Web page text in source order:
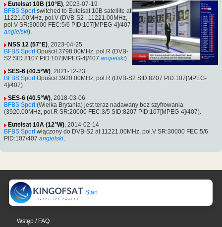
Eutelsat 10B (10°E), 2023-07-19
BFBS Sportswitched to Eutelsat 10B satellite at
11221.00MHz, pol.V (DVB-S2 , 11221.00MHz,
pol.V SR:30000 FEC:5/6 PID:107[MPEG-4]/407
angielski).
NSS 12 (57°E), 2023-04-25
BFBS SportOpuścił 3798.00MHz, pol.R (DVB-
S2 SID:8107 PID:107[MPEG-4]/407 angielski)
SES-6 (40.5°W), 2021-12-23
BFBS SportOpuścił 3920.00MHz, pol.R (DVB-S2 SID:8207 PID:107[MPEG-
4]/407)
SES-6 (40.5°W), 2018-03-06
BFBS Sport(Wielka Brytania) jest teraz nadawany bez szyfrowania
(3920.00MHz, pol.R SR:20000 FEC:3/5 SID:8207 PID:107[MPEG-4]/407).
Eutelsat 10A (12°W), 2014-02-14
BFBS Sportwłączony do DVB-S2 at 11221.00MHz, pol.V SR:30000 FEC:5/6
PID:107/407 angielski.
Start
Wstęp / FAQ